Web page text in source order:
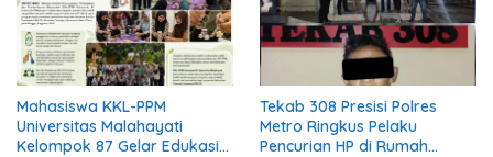
Mahasiswa KKL-PPM
Universitas Malahayati
Kelompok 87 Gelar Edukasi
Tekab 308 Presisi Polres
Metro Ringkus Pelaku
Pencurian HP di Rumah